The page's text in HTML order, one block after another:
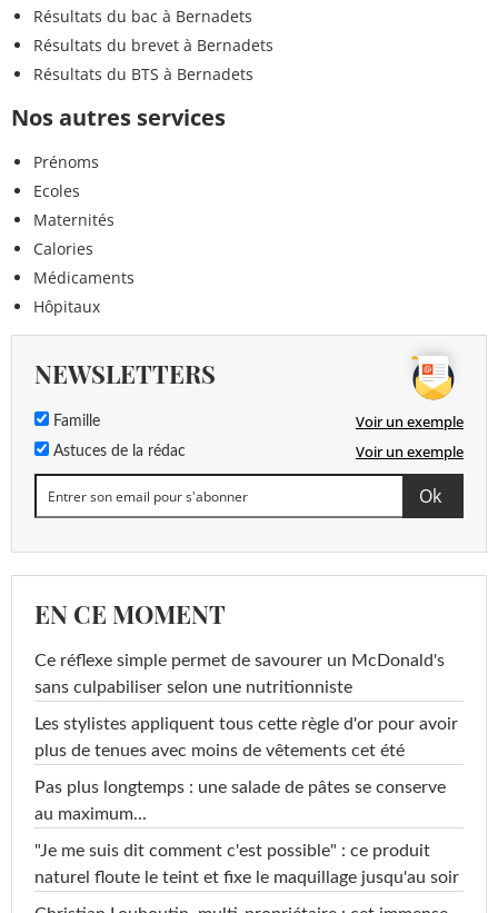
Résultats du bac à Bernadets
Résultats du brevet à Bernadets
Résultats du BTS à Bernadets
Nos autres services
Prénoms
Ecoles
Maternités
Calories
Médicaments
Hôpitaux
NEWSLETTERS
Famille Voir un exemple
Astuces de la rédac Voir un exemple
EN CE MOMENT
Ce réflexe simple permet de savourer un McDonald's
sans culpabiliser selon une nutritionniste
Les stylistes appliquent tous cette règle d'or pour avoir
plus de tenues avec moins de vêtements cet été
Pas plus longtemps : une salade de pâtes se conserve
au maximum...
"Je me suis dit comment c'est possible" : ce produit
naturel floute le teint et fixe le maquillage jusqu'au soir